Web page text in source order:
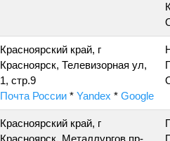
Красноярский край, г
Красноярск, Телевизорная ул,
1, стр.9
Почта России * Yandex * Google
Красноярский край, г